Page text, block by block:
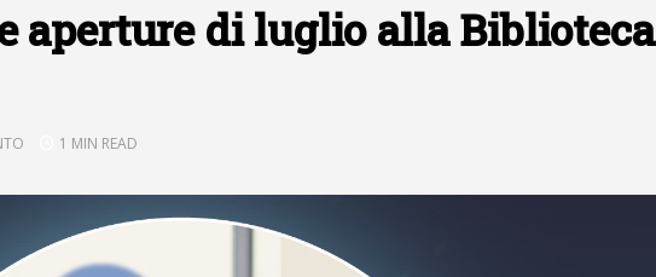
aperture di luglio alla Biblioteca
1 MIN READ